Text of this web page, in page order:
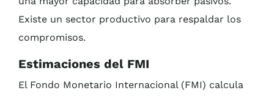
Existe un sector productivo para respaldar los
compromisos.
Estimaciones del FMI
El Fondo Monetario Internacional (FMI) calcula